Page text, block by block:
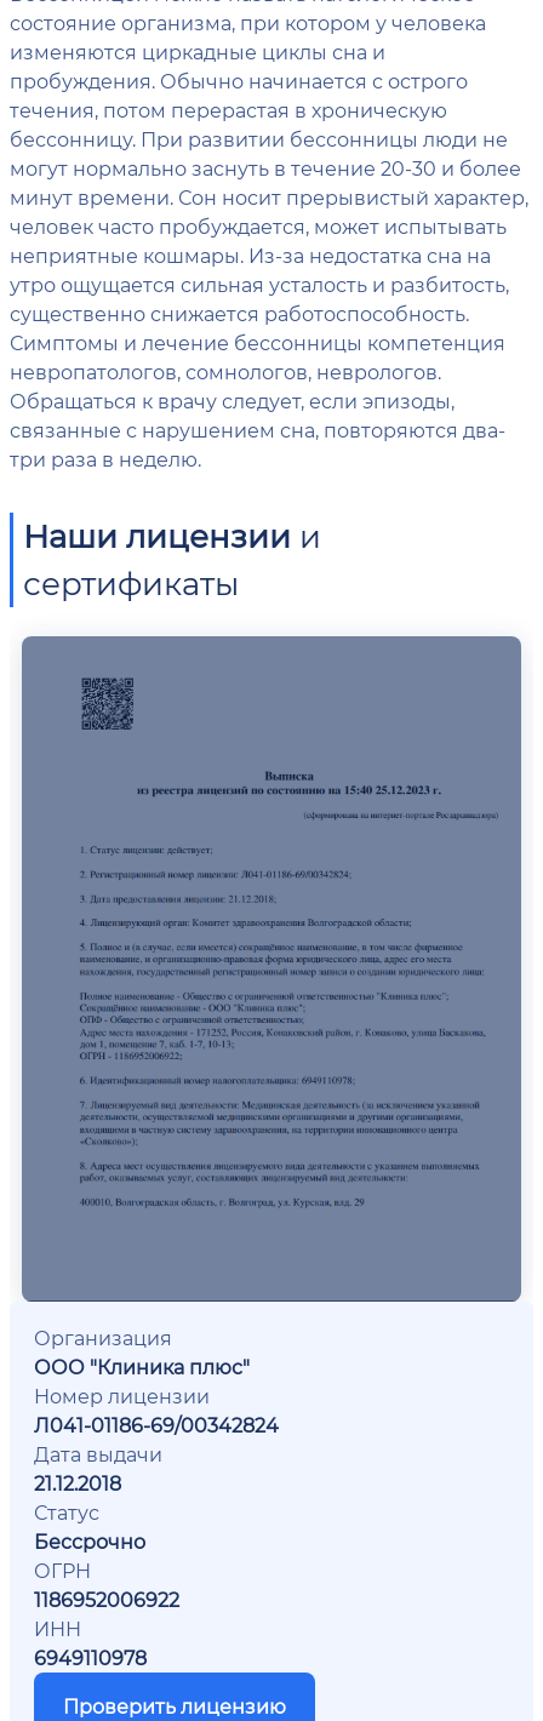
состояние организма, при котором у человека
изменяются циркадные циклы сна и
пробуждения. Обычно начинается с острого
течения, потом перерастая в хроническую
бессонницу. При развитии бессонницы люди не
могут нормально заснуть в течение 20-30 и более
минут времени. Сон носит прерывистый характер,
человек часто пробуждается, может испытывать
неприятные кошмары. Из-за недостатка сна на
утро ощущается сильная усталость и разбитость,
существенно снижается работоспособность.
Симптомы и лечение бессонницы компетенция
невропатологов, сомнологов, неврологов.
Обращаться к врачу следует, если эпизоды,
связанные с нарушением сна, повторяются два-
три раза в неделю.
Наши лицензии и
сертификаты
Организация
ООО "Клиника плюс"
Номер лицензии
Л041-01186-69/00342824
Дата выдачи
21.12.2018
Статус
Бессрочно
ОГРН
1186952006922
ИНН
6949110978
Проверить лицензию